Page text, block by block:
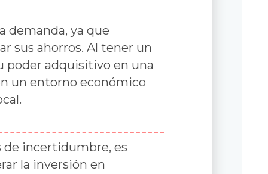
demanda, ya que
sus ahorros. Al tener un
poder adquisitivo en una
un entorno económico
de incertidumbre, es
la inversión en